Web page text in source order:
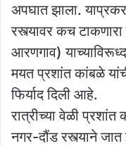
अपघात झाला.
रस्त्यावर कच टाकणारा
आरणगाव)
मयत प्रशांत कांबळे
फिर्याद दिली आहे.
रात्रीच्या वेळी
नगर-दौंड रस्त्याने जात